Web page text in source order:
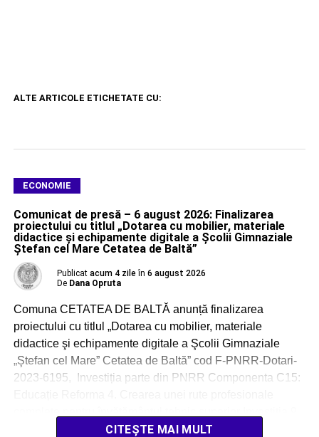
ALTE ARTICOLE ETICHETATE CU:
ECONOMIE
Comunicat de presă – 6 august 2026: Finalizarea
proiectului cu titlul „Dotarea cu mobilier, materiale
didactice şi echipamente digitale a Şcolii Gimnaziale
Ştefan cel Mare Cetatea de Baltă”
Publicat acum 4 zile în 6 august 2026
De Dana Opruta
Comuna CETATEA DE BALTĂ anunță finalizarea
proiectului cu titlul „Dotarea cu mobilier, materiale
didactice şi echipamente digitale a Şcolii Gimnaziale
„Ştefan cel Mare” Cetatea de Baltă” cod F-PNRR-Dotari-
2023-6195, Investiția parte din PNRR Componenta C15:
Asigurarea echipamentelor și a resurselor tehnologice
CITEȘTE MAI MULT